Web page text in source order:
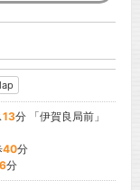
13分 「伊賀良局前」
40分
分